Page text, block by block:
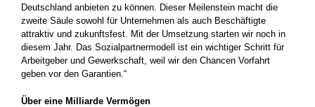
Deutschland anbieten zu können. Dieser Meilenstein macht die
zweite Säule sowohl für Unternehmen als auch Beschäftigte
attraktiv und zukunftsfest. Mit der Umsetzung starten wir noch in
diesem Jahr. Das Sozialpartnermodell ist ein wichtiger Schritt für
Arbeitgeber und Gewerkschaft, weil wir den Chancen Vorfahrt
geben vor den Garantien.“
Über eine Milliarde Vermögen